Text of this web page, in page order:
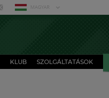
MAGYAR
KLUB SZOLGÁLTATÁSOK